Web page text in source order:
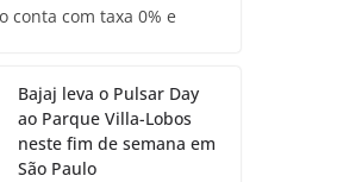
conta com taxa 0% e
Bajaj leva o Pulsar Day
ao Parque Villa-Lobos
neste fim de semana em
São Paulo